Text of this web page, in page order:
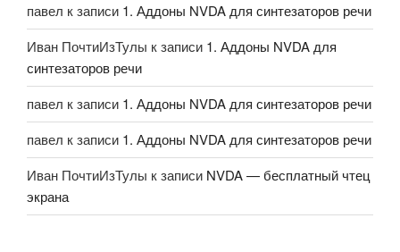
павел к записи 1. Аддоны NVDA для синтезаторов речи
Иван ПочтиИзТулы к записи 1. Аддоны NVDA для
синтезаторов речи
павел к записи 1. Аддоны NVDA для синтезаторов речи
павел к записи 1. Аддоны NVDA для синтезаторов речи
Иван ПочтиИзТулы к записи NVDA — бесплатный чтец
экрана